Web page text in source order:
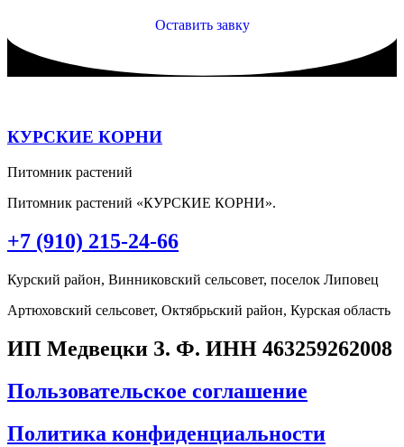
Оставить завку
КУРСКИЕ КОРНИ
Питомник растений
Питомник растений «КУРСКИЕ КОРНИ».
+7 (910) 215-24-66
Курский район, Винниковский сельсовет, поселок Липовец
Артюховский сельсовет, Октябрьский район, Курская область
ИП Медвецки З. Ф. ИНН 463259262008
Пользовательское соглашение
Политика конфиденциальности